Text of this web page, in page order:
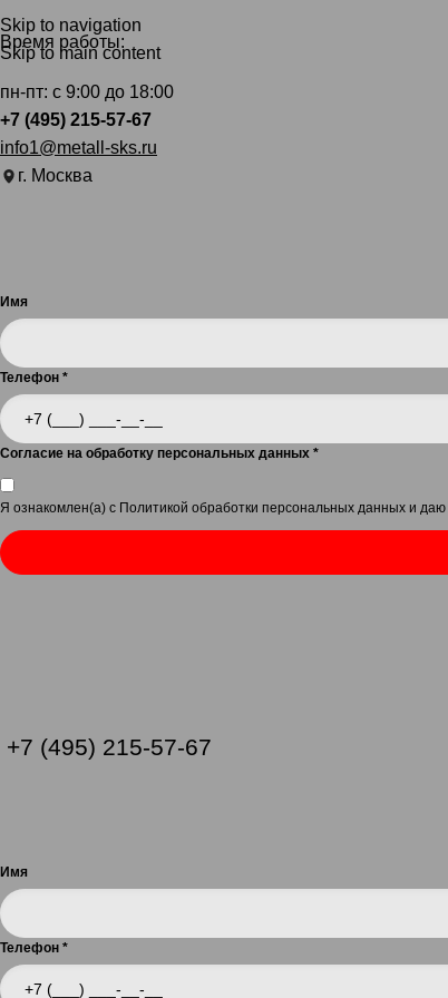
Skip to navigation
Skip to main content
Время работы:
пн-пт: с 9:00 до 18:00
+7 (495) 215-57-67
info1@metall-sks.ru
г. Москва
Имя
Телефон *
Согласие на обработку персональных данных *
Я ознакомлен(а) с Политикой обработки персональных данных и даю
+7 (495) 215-57-67
Имя
Телефон *